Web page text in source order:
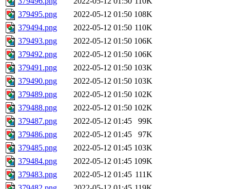
379495.png
2022-05-12 01:50 108K
379494.png
2022-05-12 01:50 110K
379493.png
2022-05-12 01:50 106K
379492.png
2022-05-12 01:50 106K
379491.png
2022-05-12 01:50 103K
379490.png
2022-05-12 01:50 103K
379489.png
2022-05-12 01:50 102K
379488.png
2022-05-12 01:50 102K
379487.png
2022-05-12 01:45
99K
379486.png
2022-05-12 01:45
97K
379485.png
2022-05-12 01:45 103K
379484.png
2022-05-12 01:45 109K
379483.png
2022-05-12 01:45 111K